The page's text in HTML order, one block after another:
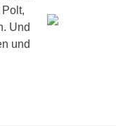
Und
und